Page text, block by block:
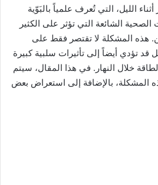
الليل، التي تُعرف علمياً بالبَوّية
الصحية الشائعة التي تؤثر على الكثير
هذه المشكلة لا تقتصر فقط على
قد تؤدي أيضاً إلى تأثيرات سلبية كبيرة
خلال النهار. في هذا المقال، سيتم
المشكلة، بالإضافة إلى استعراض بعض